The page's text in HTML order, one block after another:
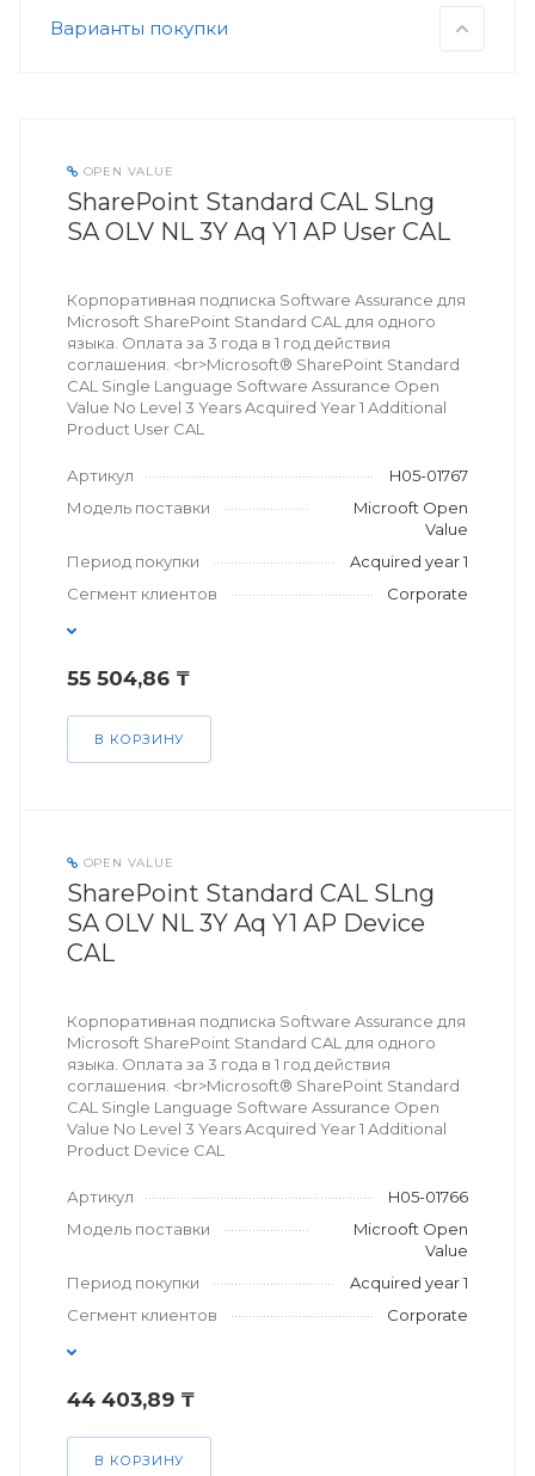
Варианты покупки
OPEN VALUE
SharePoint Standard CAL SLng
SA OLV NL 3Y Aq Y1 AP User CAL
Корпоративная подписка Software Assurance для
Microsoft SharePoint Standard CAL для одного
языка. Оплата за 3 года в 1 год действия
соглашения. <br>Microsoft® SharePoint Standard
CAL Single Language Software Assurance Open
Value No Level 3 Years Acquired Year 1 Additional
Product User CAL
Артикул
H05-01767
Модель поставки
Microoft Open
Value
Период покупки
Acquired year 1
Сегмент клиентов
Corporate
55 504,86 ₸
В КОРЗИНУ
OPEN VALUE
SharePoint Standard CAL SLng
SA OLV NL 3Y Aq Y1 AP Device
CAL
Корпоративная подписка Software Assurance для
Microsoft SharePoint Standard CAL для одного
языка. Оплата за 3 года в 1 год действия
соглашения. <br>Microsoft® SharePoint Standard
CAL Single Language Software Assurance Open
Value No Level 3 Years Acquired Year 1 Additional
Product Device CAL
Артикул
H05-01766
Модель поставки
Microoft Open
Value
Период покупки
Acquired year 1
Сегмент клиентов
Corporate
44 403,89 ₸
В КОРЗИНУ